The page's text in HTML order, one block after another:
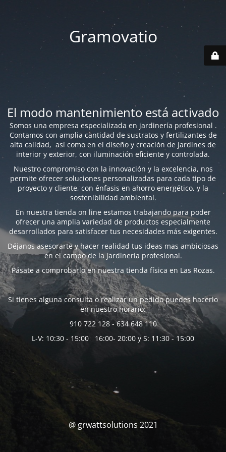
Gramovatio
El modo mantenimiento está activado
Somos una empresa especializada en jardinería profesional .
Contamos con amplia cantidad de sustratos y fertilizantes de
alta calidad, así como en el diseño y creación de jardines de
interior y exterior, con iluminación eficiente y controlada.
Nuestro compromiso con la innovación y la excelencia, nos
permite ofrecer soluciones personalizadas para cada tipo de
proyecto y cliente, con énfasis en ahorro energético, y la
sostenibilidad ambiental.
En nuestra tienda on line estamos trabajando para poder
ofrecer una amplia variedad de productos especialmente
desarrollados para satisfacer tus necesidades más exigentes.
Déjanos asesorarte y hacer realidad tus ideas mas ambiciosas
en el campo de la jardinería profesional.
Pásate a comprobarlo en nuestra tienda física en Las Rozas.
Si tienes alguna consulta o realizar un pedido puedes hacerlo
en nuestro horario:
910 722 128 - 634 648 110
L-V: 10:30 - 15:00 16:00- 20:00 y S: 11:30 - 15:00
@ grwattsolutions 2021